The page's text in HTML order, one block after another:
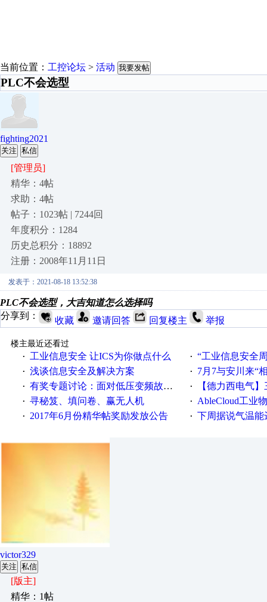
当前位置： 工控论坛 > 活动 我要发帖
PLC不会选型
fighting2021
关注 私信
[管理员]
精华：4帖
求助：4帖
帖子：1023帖 | 7244回
年度积分：1284
历史总积分：18892
注册：2008年11月11日
发表于：2021-08-18 13:52:38
PLC不会选型，大吉知道怎么选择吗
分享到：
收藏 邀请回答 回复楼主 举报
楼主最近还看过
·
工业信息安全 让ICS为你做点什么 · “工业信息安全周之我见”
· 浅谈信息安全及解决方案 · 7月7与安川来“
· 有奖专题讨论：面对低压变频故障，老手是这样解决的！ · 【德力西电气】三
· 寻秘笈、填问卷、赢无人机 · AbleCloud工业物联
· 2017年6月份精华帖奖励发放公告 · 下周据说气温能
victor329
关注 私信
[版主]
精华：1帖